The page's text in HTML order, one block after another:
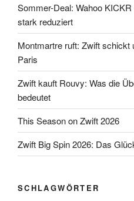
Sommer-Deal: Wahoo
stark reduziert
Montmartre ruft: Zwift schickt
Paris
Zwift kauft Rouvy: Was die
bedeutet
This Season on Zwift 2026
Zwift Big Spin 2026: Das
SCHLAGWÖRTER